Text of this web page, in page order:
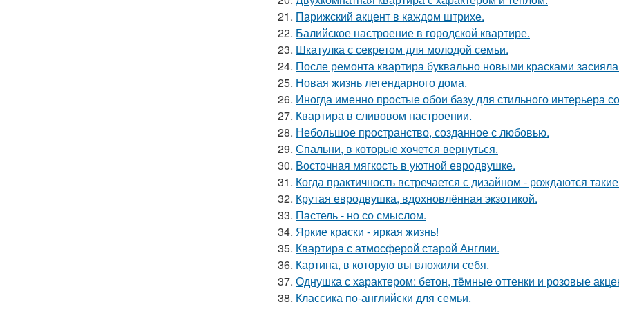
21. Парижский акцент в каждом штрихе.
22. Балийское настроение в городской квартире.
23. Шкатулка с секретом для молодой семьи.
24. После ремонта квартира буквально новыми красками
25. Новая жизнь легендарного дома.
26. Иногда именно простые обои базу для стильного интерьера
27. Квартира в сливовом настроении.
28. Небольшое пространство, созданное с любовью.
29. Спальни, в которые хочется вернуться.
30. Восточная мягкость в уютной евродвушке.
31. Когда практичность встречается с дизайном - рождаются
32. Крутая евродвушка, вдохновлённая экзотикой.
33. Пастель - но со смыслом.
34. Яркие краски - яркая жизнь!
35. Квартира с атмосферой старой Англии.
36. Картина, в которую вы вложили себя.
37. Однушка с характером: бетон, тёмные оттенки и розовые
38. Классика по-английски для семьи.